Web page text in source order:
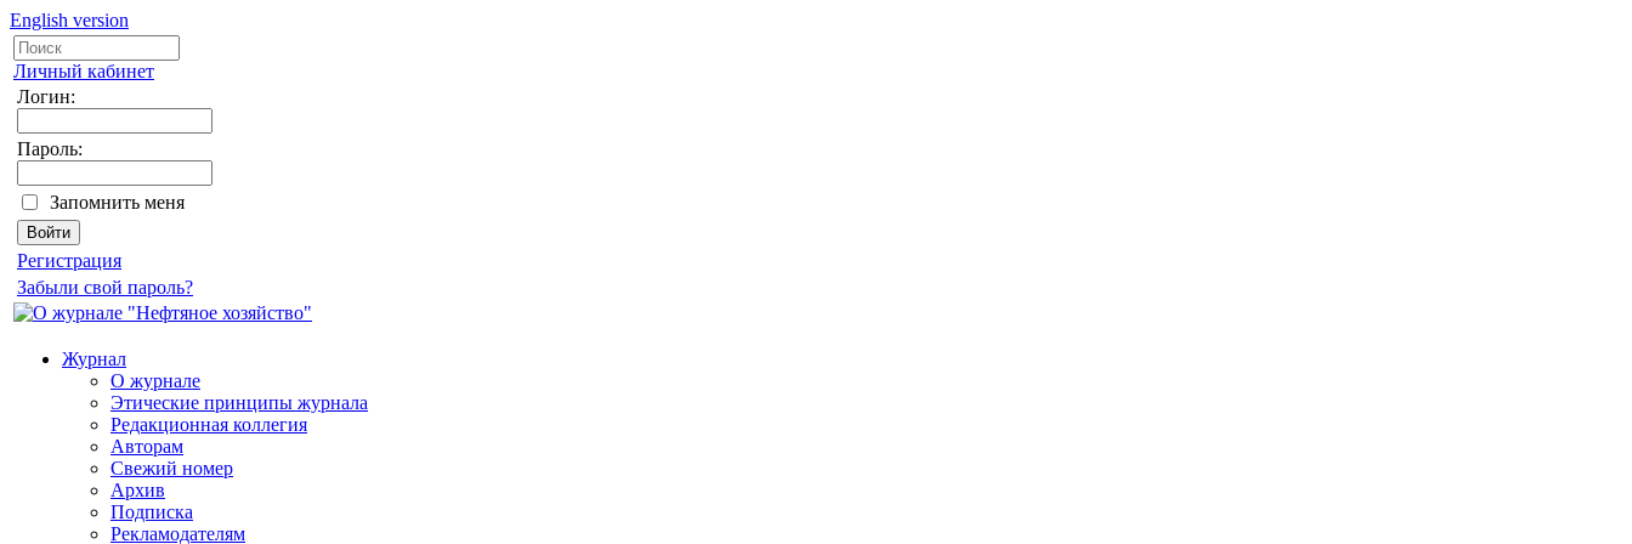
English version
Личный кабинет
Логин:
Пароль:
Запомнить меня
Регистрация
Забыли свой пароль?
Журнал
О журнале
Этические принципы журнала
Редакционная коллегия
Авторам
Свежий номер
Архив
Подписка
Рекламодателям